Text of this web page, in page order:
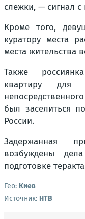
слежки, — сигнал с
Кроме того,
куратору места
места жительства
Также
квартиру для
был заселиться
России.
Задержанная
возбуждены
подготовке
Гео: Киев
Источник: НТВ